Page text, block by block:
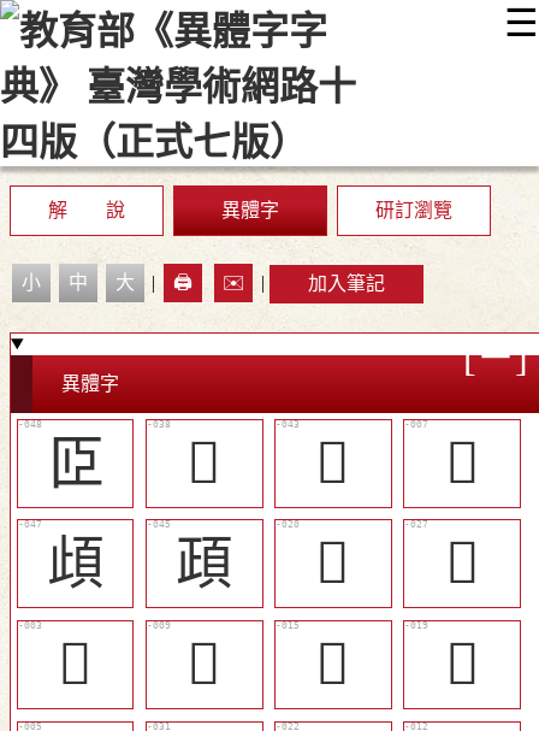
☰
::: 最新消息 常見問題 編輯說明
顯示模式
網站導覽
解 說 異體字 研訂瀏覽
小 中 大 | 🖨️ ✉️ | 加入筆記
異體字
𦣝 𦣞 󶨎
𩑪
頉
頙 󶧽
𩒫
󶧰
󶧳 󶧹
󶧼